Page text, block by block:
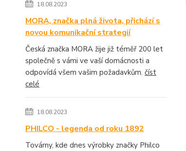
18.08.2023
MORA, značka plná života, přichází s
novou komunikační strategií
Česká značka MORA žije již téměř 200 let
společně s vámi ve vaší domácnosti a
odpovídá všem vašim požadavkům. číst
celé
18.08.2023
PHILCO - legenda od roku 1892
Továrny, kde dnes výrobky značky Philco